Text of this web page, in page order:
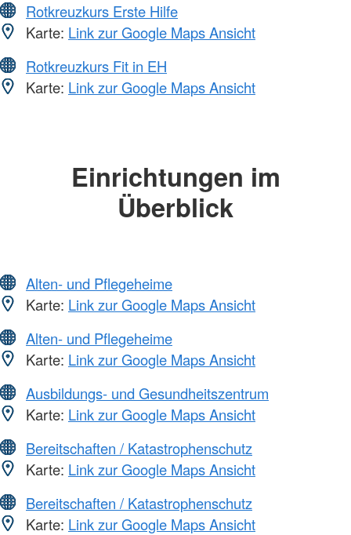
Rotkreuzkurs Erste Hilfe
Karte: Link zur Google Maps Ansicht
Rotkreuzkurs Fit in EH
Karte: Link zur Google Maps Ansicht
Einrichtungen im
Überblick
Alten- und Pflegeheime
Karte: Link zur Google Maps Ansicht
Alten- und Pflegeheime
Karte: Link zur Google Maps Ansicht
Ausbildungs- und Gesundheitszentrum
Karte: Link zur Google Maps Ansicht
Bereitschaften / Katastrophenschutz
Karte: Link zur Google Maps Ansicht
Bereitschaften / Katastrophenschutz
Karte: Link zur Google Maps Ansicht